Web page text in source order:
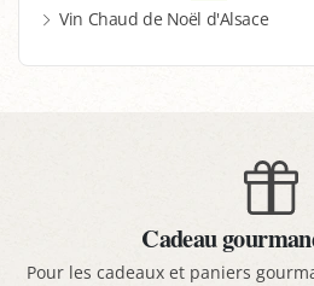
Vin Chaud de Noël d'Alsace
Cadeau
Pour les cadeaux et paniers